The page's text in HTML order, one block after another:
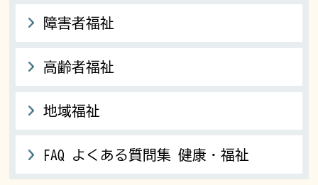
障害者福祉
高齢者福祉
地域福祉
FAQ よくある質問集 健康・福祉